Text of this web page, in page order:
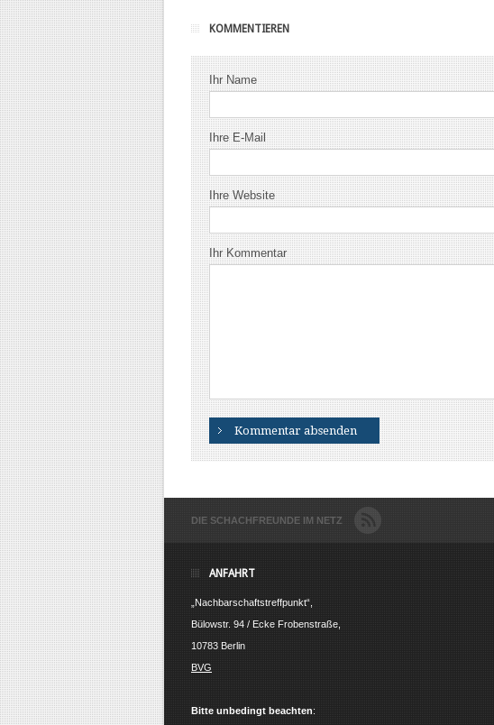
KOMMENTIEREN
Ihr Name
Ihre E-Mail
Ihre Website
Ihr Kommentar
DIE SCHACHFREUNDE IM NETZ
ANFAHRT
„Nachbarschaftstreffpunkt“,
Bülowstr. 94 / Ecke Frobenstraße,
10783 Berlin
BVG
Bitte unbedingt beachten: